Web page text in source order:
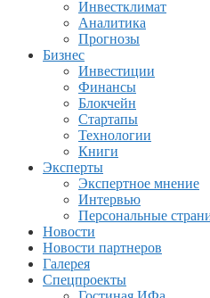
Инвестклимат
Аналитика
Прогнозы
Бизнес
Инвестиции
Финансы
Блокчейн
Стартапы
Технологии
Книги
Эксперты
Экспертное мнение
Интервью
Персональные
Новости
Новости партнеров
Галерея
Спецпроекты